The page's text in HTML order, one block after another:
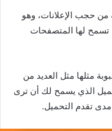
من حجب الإعلانات، وهو
تسمح لها المتصفحات
مثلها مثل العديد من
الذي يسمح لك أن ترى
تقدم التحميل.